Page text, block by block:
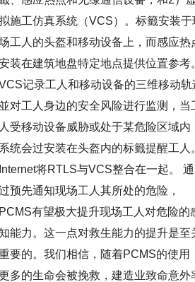
施工仿真系统（VCS）。标籤安装于
工人的头盔和移动设备上，而感应热
装在建筑地盘特定地点提供位置参考
记录工人和移动设备的三维移动轨
並对工人身边的安全风险进行监测，当
人受移动设备威胁或处于某危险区域内
系统会过安装在头盔内的标籤提醒工人
Internet将RTLS与VCS整合在一起。 通
预先通知现场工人其所处的危险，
PCMS有望极大提升现场工人对危险的
能力。这一点对救生能力的提升是至
要的。我们相信，随着PCMS的使用
多的生命会被挽救，建造业致命意外